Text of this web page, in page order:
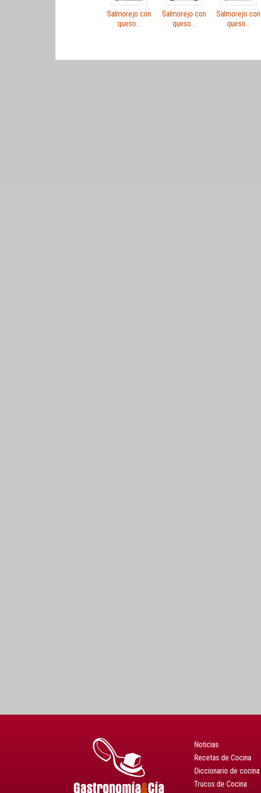
Salmorejo con
queso…
Salmorejo con
queso…
Salmorejo con
queso…
Noticias
Recetas de Cocina
Diccionario de cocina
Trucos de Cocina